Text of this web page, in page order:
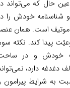
حال که می‌تواند در
خودش را در
است. همان عنصر
پیدا کند. نکته سوم
خودش و در ساحت
دارد، نمی‌تواند
شرایط پیرامون و